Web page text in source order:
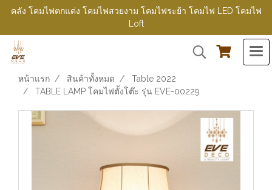
คลัง โคมไฟตกแต่ง โคมไฟสวยงาม โคมไฟระย้า โคมไฟ LED โคมไฟ
Loft
หน้าแรก สินค้าทั้งหมด
Table 2022
TABLE LAMP โคมไฟตั้งโต๊ะ รุ่น EVE-00229